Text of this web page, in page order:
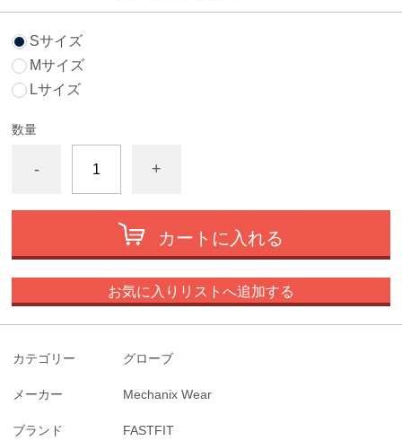
Sサイズ
Mサイズ
Lサイズ
数量
- +
カートに入れる
お気に入りリストへ追加する
カテゴリー グローブ
メーカー Mechanix Wear
ブランド FASTFIT